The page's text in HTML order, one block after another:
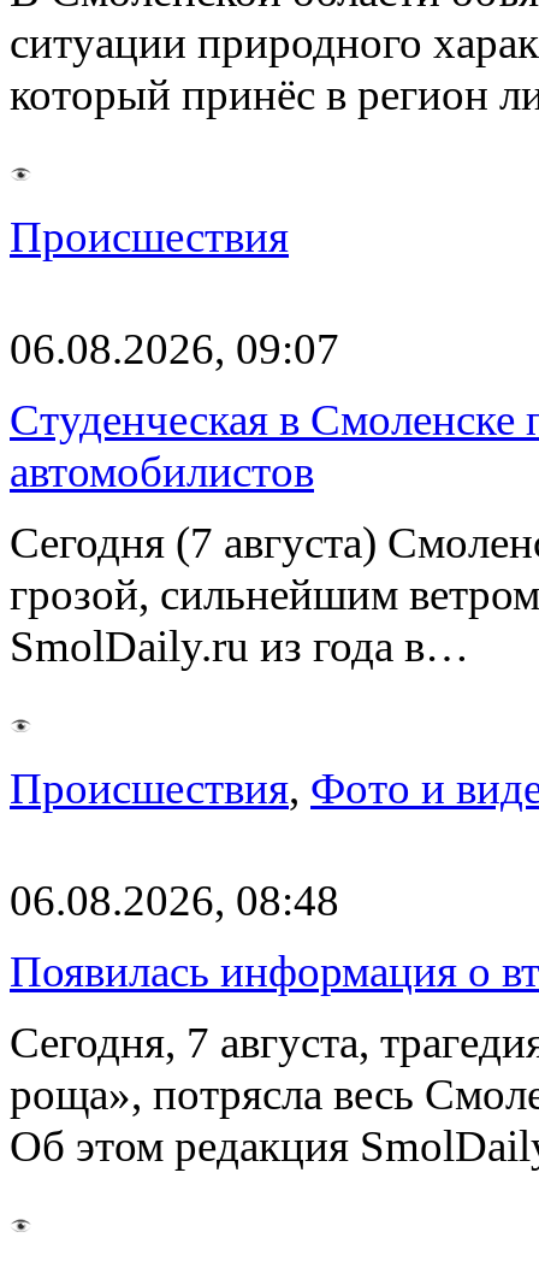
ситуации природного
который принёс в регион
Происшествия
06.08.2026, 09:07
Студенческая в Смоленске
автомобилистов
Сегодня (7 августа)
грозой, сильнейшим
SmolDaily.ru из года в…
Происшествия, Фото и
06.08.2026, 08:48
Появилась информация о
Сегодня, 7 августа,
роща», потрясла весь
Об этом редакция